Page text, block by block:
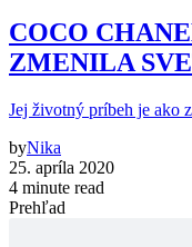
COCO
ZMENILA
Jej životný príbeh je ako
byNika
25. apríla 2020
4 minute read
Prehľad